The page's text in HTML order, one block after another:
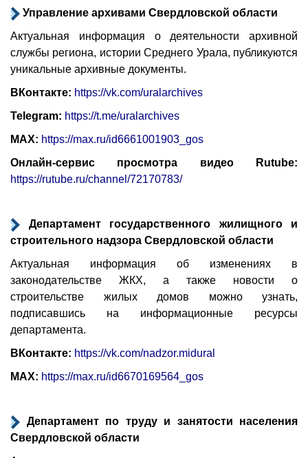
Управление архивами Свердловской области
Актуальная информация о деятельности архивной
службы региона, истории Среднего Урала, публикуются
уникальные архивные документы.
ВКонтакте: https://vk.com/uralarchives
Telegram: https://t.me/uralarchives
MAX: https://max.ru/id6661001903_gos
Онлайн-сервис просмотра видео Rutube:
https://rutube.ru/channel/72170783/
Департамент государственного жилищного и
строительного надзора Свердловской области
Актуальная информация об изменениях в
законодательстве ЖКХ, а также новости о
строительстве жилых домов можно узнать,
подписавшись на информационные ресурсы
департамента.
ВКонтакте: https://vk.com/nadzor.midural
МАХ: https://max.ru/id6670169564_gos
Департамент по труду и занятости населения
Свердловской области